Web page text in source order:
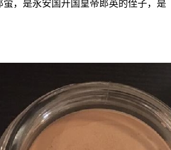
萤，是永安国开国皇帝郎英的侄子，是